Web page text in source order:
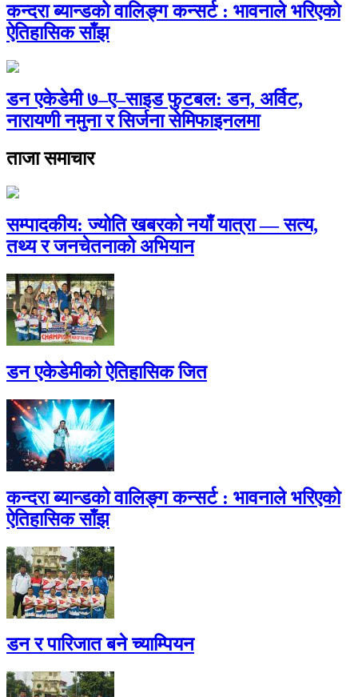
कन्दरा ब्यान्डको वालिङ्ग कन्सर्ट : भावनाले भरिएको
ऐतिहासिक साँझ
डन एकेडेमी ७–ए–साइड फुटबल: डन, अर्विट,
नारायणी नमुना र सिर्जना सेमिफाइनलमा
ताजा समाचार
सम्पादकीय: ज्योति खबरको नयाँ यात्रा — सत्य,
तथ्य र जनचेतनाको अभियान
डन एकेडेमीको ऐतिहासिक जित
कन्दरा ब्यान्डको वालिङ्ग कन्सर्ट : भावनाले भरिएको
ऐतिहासिक साँझ
डन र पारिजात बने च्याम्पियन